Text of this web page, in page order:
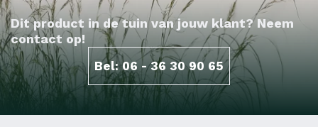
Dit product in de tuin van jouw klant? Neem
contact op!
Bel: 06 - 36 30 90 65